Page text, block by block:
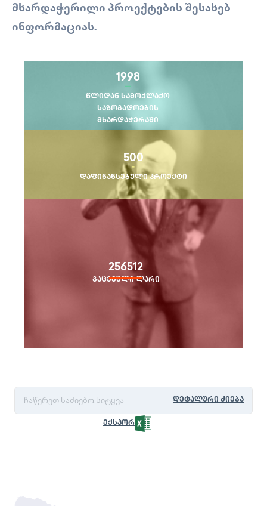
ᲛᲮᲐᲠᲓᲐᲭᲔᲠᲘᲚᲘ ᲞᲠᲝᲔᲥᲢᲔᲑᲘᲡ ᲨᲔᲡᲐᲮᲔᲑ
ᲘᲜᲤᲝᲠᲛᲐᲪᲘᲐᲡ.
1998
წლიდან სამოქლაქო
საზოგადოების
მხარდაჭერაში
500
დაფინანსებული პროექტი
256512
გაცემული ლარი
ᲓᲔᲢᲐᲚᲣᲠᲘ ᲫᲘᲔᲑᲐ
ᲔᲥᲡᲞᲝᲠᲢᲘ